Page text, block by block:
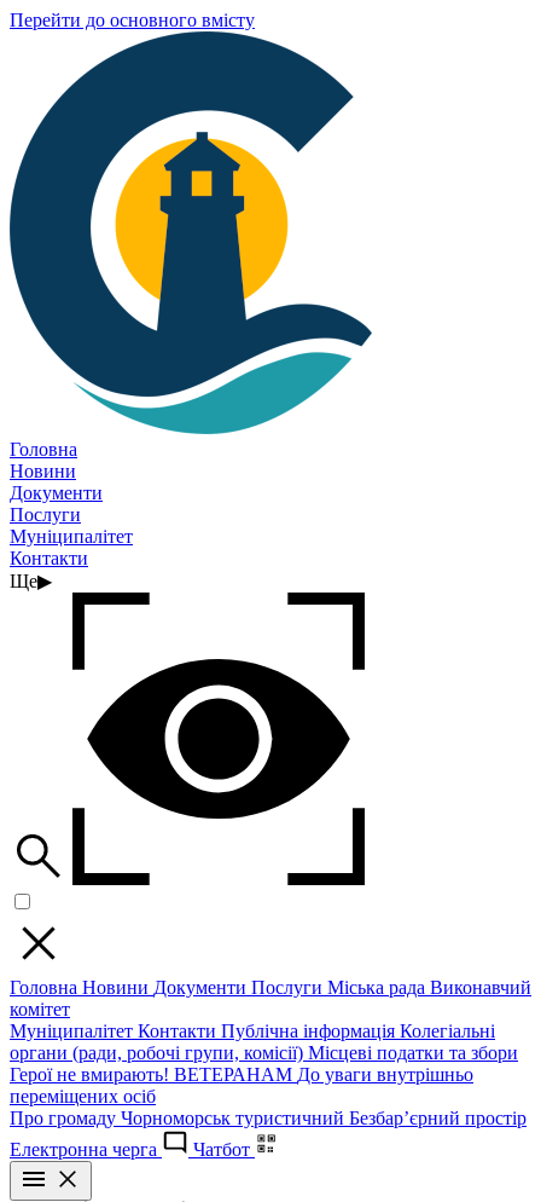
Перейти до основного вмісту
Головна
Новини
Документи
Послуги
Муніципалітет
Контакти
Ще▶
Головна Новини Документи Послуги Міська рада Виконавчий
комітет
Муніципалітет Контакти Публічна інформація Колегіальні
органи (ради, робочі групи, комісії) Місцеві податки та збори
Герої не вмирають! ВЕТЕРАНАМ До уваги внутрішньо
переміщених осіб
Про громаду Чорноморськ туристичний Безбар’єрний простір
Електронна черга
Чатбот